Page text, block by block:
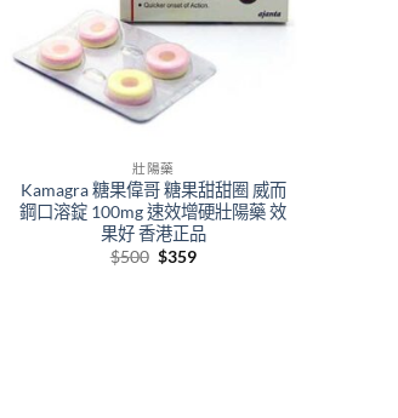
壯陽藥
Kamagra 糖果偉哥 糖果甜甜圈 威而
鋼口溶錠 100mg 速效增硬壯陽藥 效
果好 香港正品
$500 Original
$359Current